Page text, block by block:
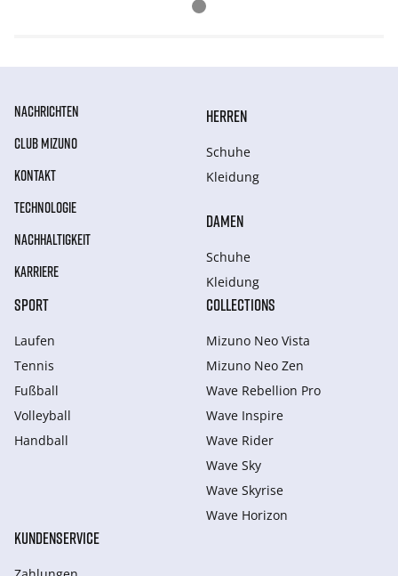
NACHRICHTEN
CLUB MIZUNO
KONTAKT
TECHNOLOGIE
NACHHALTIGKEIT
KARRIERE
HERREN
Schuhe
Kleidung
DAMEN
Schuhe
Kleidung
SPORT
Laufen
Tennis
Fußball
Volleyball
Handball
COLLECTIONS
Mizuno Neo Vista
Mizuno Neo Zen
Wave Rebellion Pro
Wave Inspire
Wave Rider
Wave Sky
Wave Skyrise
Wave Horizon
KUNDENSERVICE